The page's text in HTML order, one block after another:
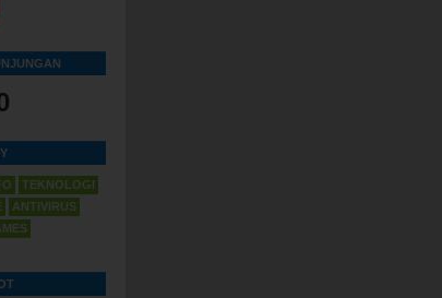
TEKNOLOGI
ANTIVIRUS